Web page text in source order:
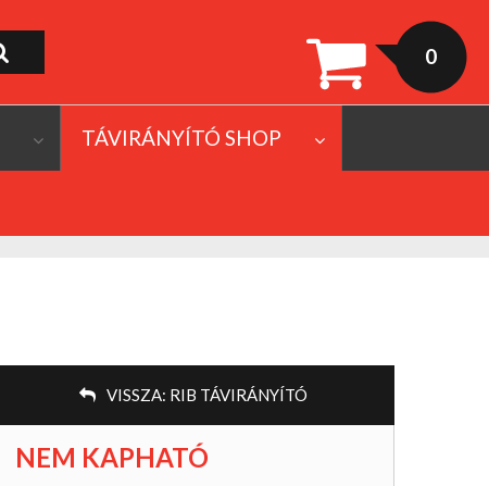
0
TÁVIRÁNYÍTÓ SHOP
VISSZA: RIB TÁVIRÁNYÍTÓ
NEM KAPHATÓ